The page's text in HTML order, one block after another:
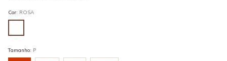
Cor: ROSA
Tamanho: P